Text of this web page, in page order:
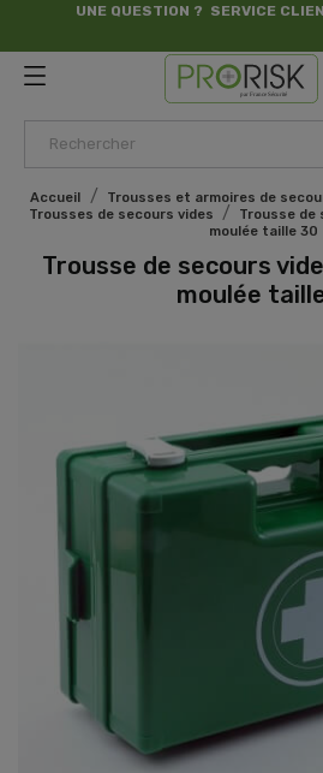
UNE QUESTION ? SERVICE
par France Sécurité
Accueil Trousses et armoires de
Trousses de secours vides
Trousse de
moulée taille 30
Trousse de secours
moulée